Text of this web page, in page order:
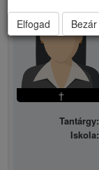
†
Tantárgy:
Iskola:
Elfogad Bezár